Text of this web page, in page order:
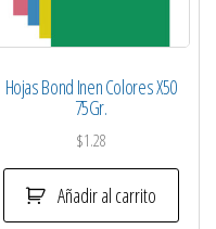
Hojas Bond Inen Colores X50
75Gr.
$1.28
Añadir al carrito